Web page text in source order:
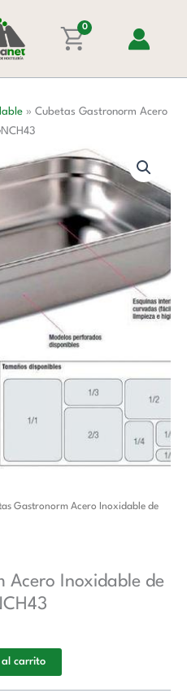
0
» Cubetas Gastronorm Acero
Gastronorm Acero Inoxidable de
Acero Inoxidable de
€.
€.
carrito